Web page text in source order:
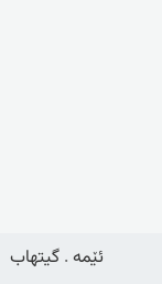
ئێمە . گیتهاب